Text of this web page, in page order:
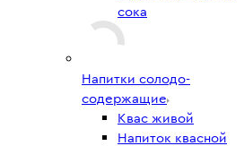
сока
Напитки солодо-
содержащие
Квас живой
Напиток квасной